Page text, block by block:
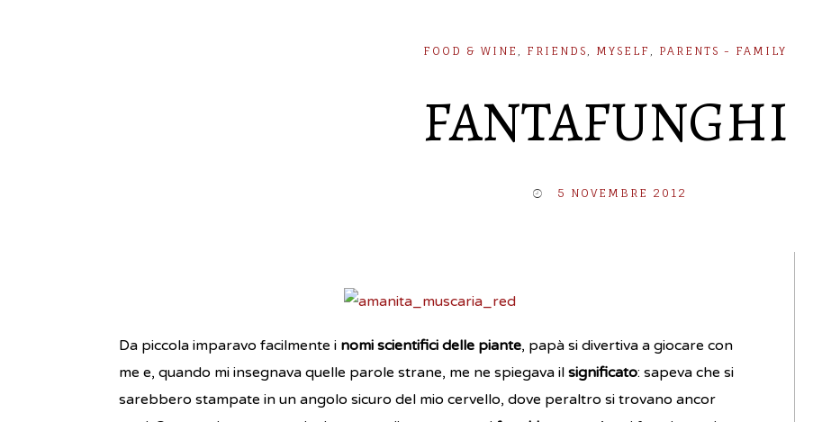
FOOD & WINE , FRIENDS , MYSELF , PARENTS - FAMILY
FANTAFUNGHI
5 NOVEMBRE 2012
Da piccola imparavo facilmente i nomi scientifici delle piante, papà si divertiva a giocare con
me e, quando mi insegnava quelle parole strane, me ne spiegava il significato: sapeva che si
sarebbero stampate in un angolo sicuro del mio cervello, dove peraltro si trovano ancor